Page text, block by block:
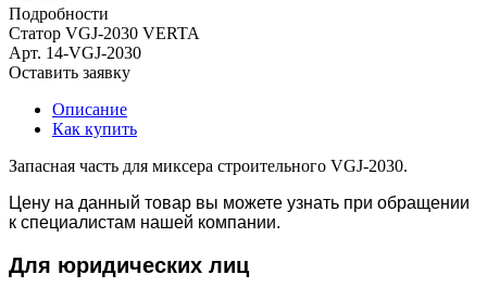
Подробности
Статор VGJ-2030 VERTA
Арт. 14-VGJ-2030
Оставить заявку
Описание
Как купить
Запасная часть для миксера строительного VGJ-2030.
Цену на данный товар вы можете узнать при обращении
к специалистам нашей компании.
Для юридических лиц